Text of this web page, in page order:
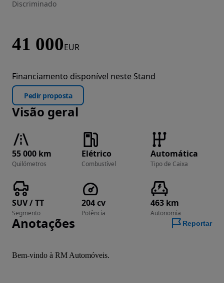
Discriminado
41 000EUR
Financiamento disponível neste Stand
Pedir proposta
Visão geral
55 000 km
Quilómetros
Elétrico
Combustível
Automática
Tipo de Caixa
SUV / TT
Segmento
204 cv
Potência
463 km
Autonomia
Anotações Reportar
Bem-vindo à RM Automóveis.